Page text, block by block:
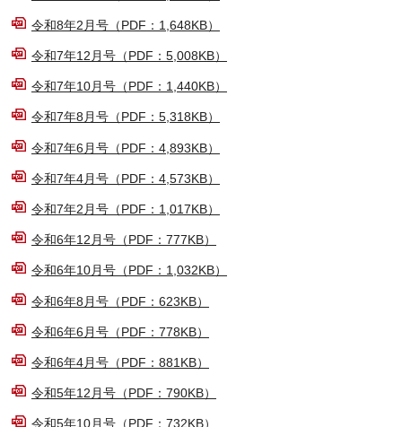
令和8年2月号（PDF：1,648KB）
令和7年12月号（PDF：5,008KB）
令和7年10月号（PDF：1,440KB）
令和7年8月号（PDF：5,318KB）
令和7年6月号（PDF：4,893KB）
令和7年4月号（PDF：4,573KB）
令和7年2月号（PDF：1,017KB）
令和6年12月号（PDF：777KB）
令和6年10月号（PDF：1,032KB）
令和6年8月号（PDF：623KB）
令和6年6月号（PDF：778KB）
令和6年4月号（PDF：881KB）
令和5年12月号（PDF：790KB）
令和5年10月号（PDF：732KB）